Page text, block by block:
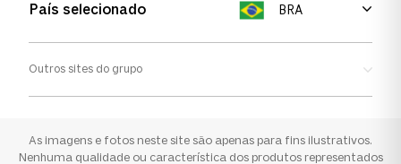
País selecionado BRA
Outros sites do grupo
Ray-ban
As imagens e fotos neste site são apenas para fins ilustrativos.
Nenhuma qualidade ou característica dos produtos representados